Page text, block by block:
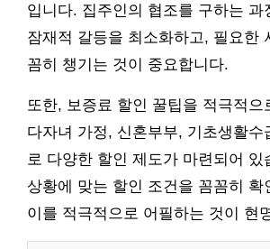
입니다. 집주인의 협조를 구하는 과
잠재적 갈등을 최소화하고, 필요한
꼼히 챙기는 것이 중요합니다.
또한, 보증료 할인 꿀팁을 적극적으
다자녀 가정, 신혼부부, 기초생활수
로 다양한 할인 제도가 마련되어 있
상황에 맞는 할인 조건을 꼼꼼히 확
이를 적극적으로 어필하는 것이 현